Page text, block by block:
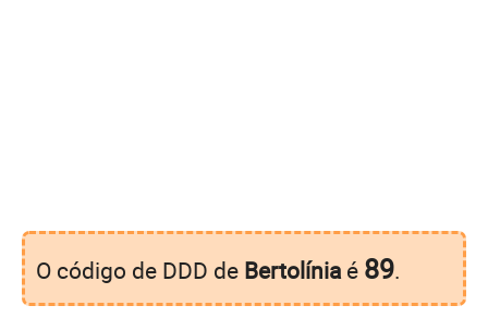
O código de DDD de Bertolínia é 89.